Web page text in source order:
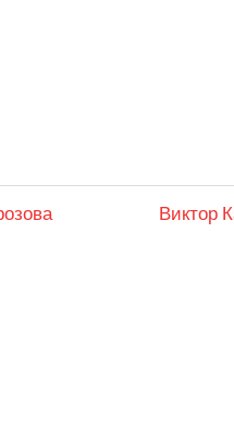
Виктор